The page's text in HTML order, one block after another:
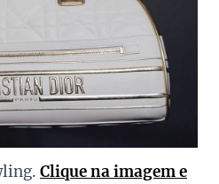
Clique na imagem e